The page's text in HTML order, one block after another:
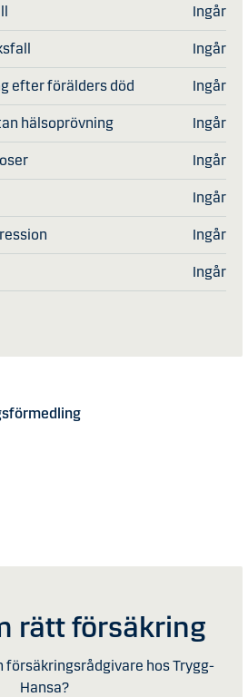
Ingår
Ingår
efter förälders död Ingår
hälsoprövning Ingår
Ingår
Ingår
Ingår
Ingår
rätt försäkring
försäkringsrådgivare hos Trygg-
Hansa?